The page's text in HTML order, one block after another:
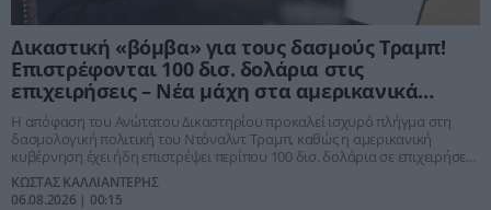
Δικαστική «βόμβα» για τους δασμούς Τραμπ!
Επιστρέφονται 100 δισ. δολάρια στις
επιχειρήσεις – Νέα μάχη στα αμερικανικά
δικαστήρια
Η απόφαση του Ανώτατου Δικαστηρίου προκαλεί ισχυρό πλήγμα στη
δασμολογική πολιτική του Ντόναλντ Τραμπ, καθώς η αμερικανική
κυβέρνηση έχει ήδη επιστρέψει περίπου 100 δισ. δολάρια σε επιχειρήσεις.
Την ίδια στιγμή, νέες προσφυγές απειλούν και το τελευταίο πακέτο
δασμών, ανοίγοντας νέο κύκλο αβεβαιότητας για το παγκόσμιο εμπόριο.
ΚΩΣΤΑΣ ΚΑΛΛΙΑΝΤΕΡΗΣ
06.08.2026 | 00:15